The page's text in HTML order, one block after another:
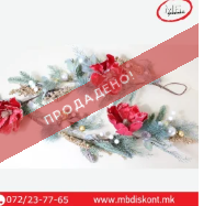
ПРОДАДЕНО!